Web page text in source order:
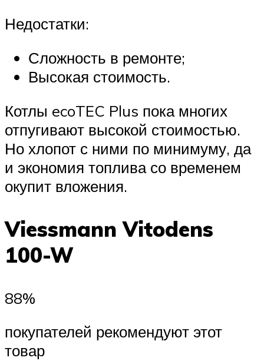
Недостатки:
Сложность в ремонте;
Высокая стоимость.
Котлы ecoTEC Plus пока многих
отпугивают высокой стоимостью.
Но хлопот с ними по минимуму, да
и экономия топлива со временем
окупит вложения.
Viessmann Vitodens
100-W
88%
покупателей рекомендуют этот
товар